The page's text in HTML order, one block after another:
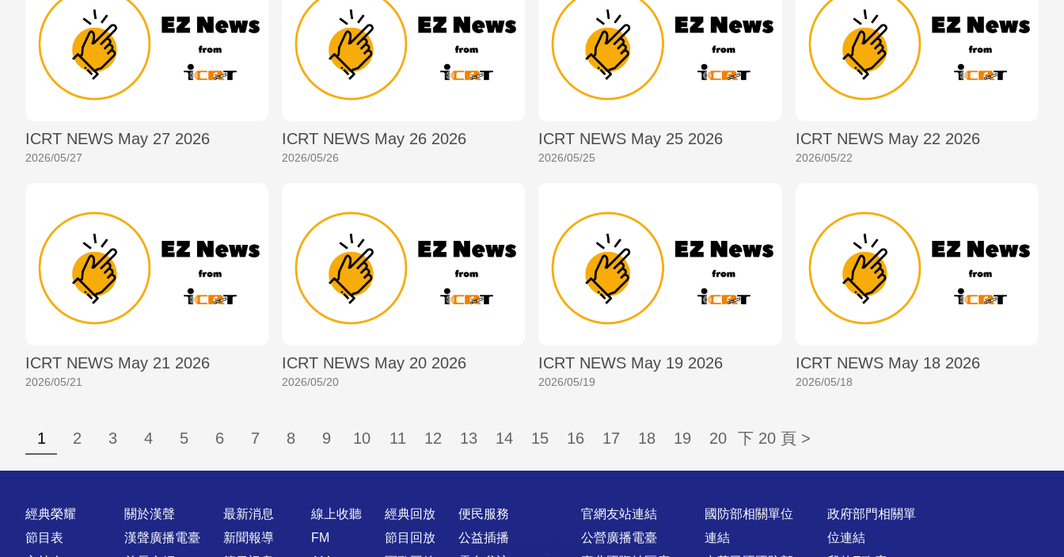
ICRT NEWS May 27 2026
2026/05/27
ICRT NEWS May 26 2026
2026/05/26
ICRT NEWS May 25 2026
2026/05/25
ICRT NEWS May 22 2026
2026/05/22
ICRT NEWS May 21 2026
2026/05/21
ICRT NEWS May 20 2026
2026/05/20
ICRT NEWS May 19 2026
2026/05/19
ICRT NEWS May 18 2026
2026/05/18
1 2 3 4 5 6 7 8 9 10 11 12 13 14 15 16 17 18 19 20 下 20 頁 >
快速連結
經典榮耀
節目表
關於漢聲
漢聲廣播電臺
最新消息
新聞報導
線上收聽
FM
經典回放
節目回放
便民服務
公益插播
官網友站連結
公營廣播電臺
國防部相關單位
連結
政府部門相關單
位連結